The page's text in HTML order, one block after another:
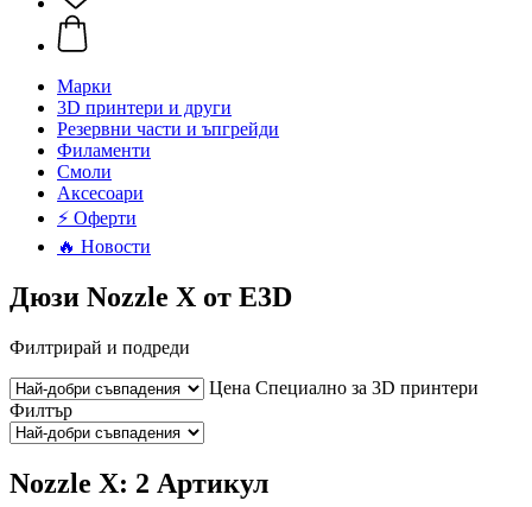
Mарки
3D принтери и други
Резервни части и ъпгрейди
Филаменти
Смоли
Аксесоари
⚡ Оферти
🔥 Новости
Дюзи Nozzle X от E3D
Филтрирай и подреди
Цена Специално за 3D принтери
Филтър
Nozzle X: 2 Артикул